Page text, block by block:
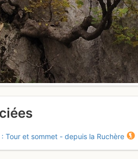
Tour et sommet - depuis la Ruchère